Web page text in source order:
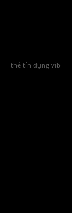
thẻ tín dụng vib